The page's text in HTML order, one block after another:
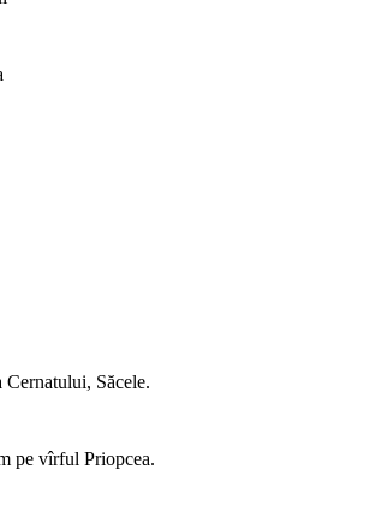
Săcele.
pe vîrful Priopcea.